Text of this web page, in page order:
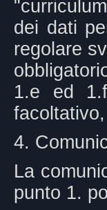
dei dati
regolare
1.e ed
4.
La
punto 1.